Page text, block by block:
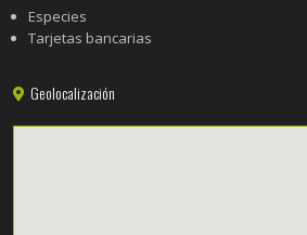
Especies
Tarjetas bancarias
Geolocalización